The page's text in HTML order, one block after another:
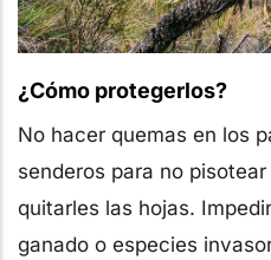
¿Cómo protegerlos?
No hacer quemas en los
senderos para no
quitarles las hojas.
ganado o especies